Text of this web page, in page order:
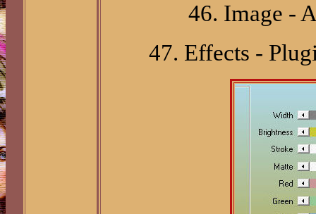
46. Image -
47. Effects -